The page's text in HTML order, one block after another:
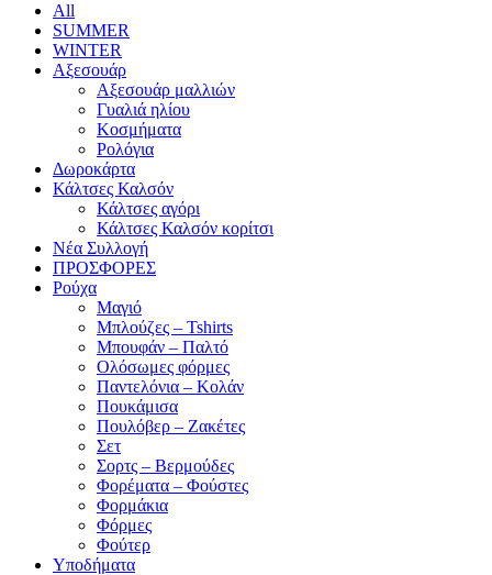
All
SUMMER
WINTER
Αξεσουάρ
Αξεσουάρ μαλλιών
Γυαλιά ηλίου
Κοσμήματα
Ρολόγια
Δωροκάρτα
Κάλτσες Καλσόν
Κάλτσες αγόρι
Κάλτσες Καλσόν κορίτσι
Νέα Συλλογή
ΠΡΟΣΦΟΡΕΣ
Ρούχα
Μαγιό
Μπλούζες – Tshirts
Μπουφάν – Παλτό
Ολόσωμες φόρμες
Παντελόνια – Κολάν
Πουκάμισα
Πουλόβερ – Ζακέτες
Σετ
Σορτς – Βερμούδες
Φορέματα – Φούστες
Φορμάκια
Φόρμες
Φούτερ
Υποδήματα